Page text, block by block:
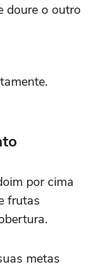
doure o outro
por cima
frutas
metas